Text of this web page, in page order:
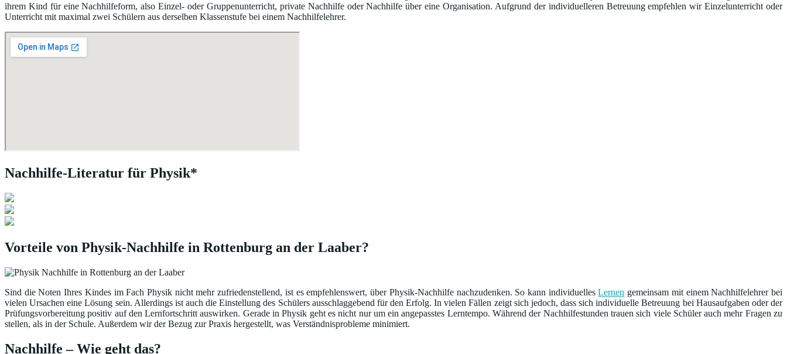
ihrem Kind für eine Nachhilfeform, also Einzel- oder Gruppenunterricht, private Nachhilfe oder Nachhilfe über eine Organisation. Aufgrund der individuelleren Betreuung empfehlen wir Einzelunterricht oder
Unterricht mit maximal zwei Schülern aus derselben Klassenstufe bei einem Nachhilfelehrer.
Nachhilfe-Literatur für Physik*
Vorteile von Physik-Nachhilfe in Rottenburg an der Laaber?
Sind die Noten Ihres Kindes im Fach Physik nicht mehr zufriedenstellend, ist es empfehlenswert, über Physik-Nachhilfe nachzudenken. So kann individuellesLernen gemeinsam mit einem Nachhilfelehrer bei
vielen Ursachen eine Lösung sein. Allerdings ist auch die Einstellung des Schülers ausschlaggebend für den Erfolg. In vielen Fällen zeigt sich jedoch, dass sich individuelle Betreuung bei Hausaufgaben oder der
Prüfungsvorbereitung positiv auf den Lernfortschritt auswirken. Gerade in Physik geht es nicht nur um ein angepasstes Lerntempo. Während der Nachhilfestunden trauen sich viele Schüler auch mehr Fragen zu
stellen, als in der Schule. Außerdem wir der Bezug zur Praxis hergestellt, was Verständnisprobleme minimiert.
Nachhilfe – Wie geht das?